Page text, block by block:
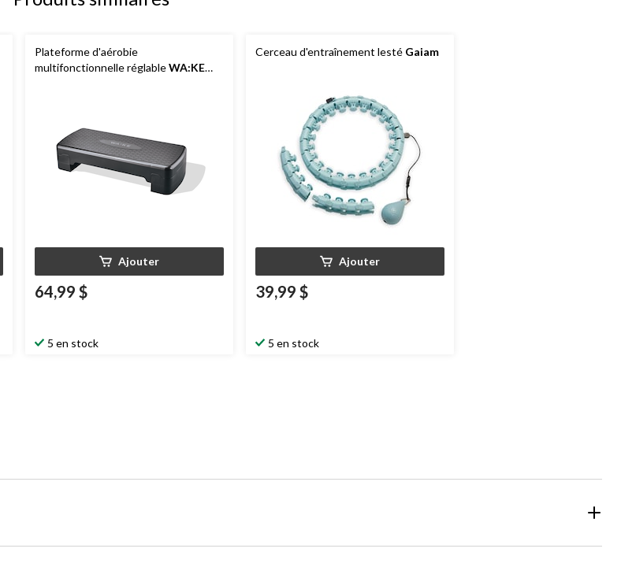
Plateforme d'aérobie
multifonctionnelle réglableWA:KE
Ajouter
64,99 $
5 en stock
Cerceau d'entraînement lesté Gaiam
Ajouter
39,99 $
5 en stock